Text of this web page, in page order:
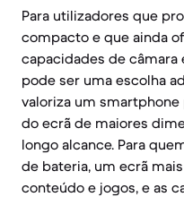
Para utilizadores que
compacto e que ainda
capacidades de câmara
pode ser uma escolha
valoriza um
do ecrã de maiores
longo alcance. Para
de bateria, um ecrã
conteúdo e jogos, e as